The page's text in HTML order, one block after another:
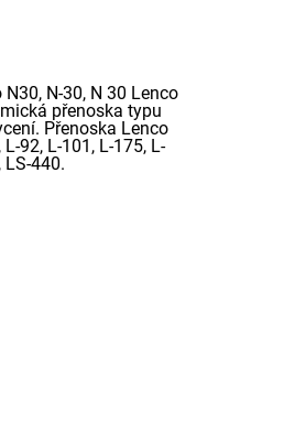
N-30, N 30 Lenco
přenoska typu
Přenoska Lenco
92, L-101, L-175, L-
LS-440.